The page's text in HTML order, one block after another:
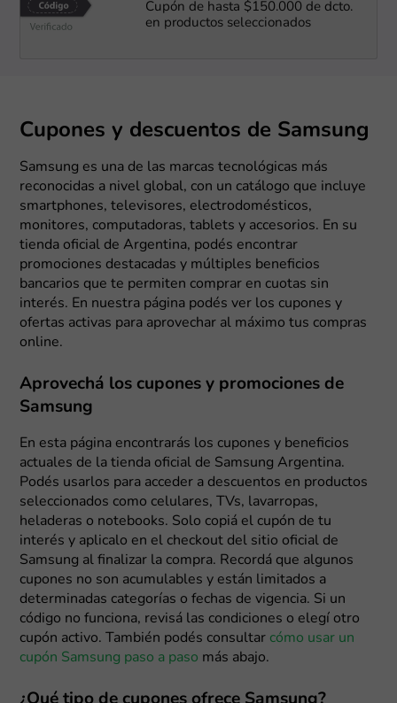
Cupón de hasta $150.000 de dcto.
en productos seleccionados
Cupones y descuentos de Samsung
Samsung es una de las marcas tecnológicas más
reconocidas a nivel global, con un catálogo que incluye
smartphones, televisores, electrodomésticos,
monitores, computadoras, tablets y accesorios. En su
tienda oficial de Argentina, podés encontrar
promociones destacadas y múltiples beneficios
bancarios que te permiten comprar en cuotas sin
interés. En nuestra página podés ver los cupones y
ofertas activas para aprovechar al máximo tus compras
online.
Aprovechá los cupones y promociones de
Samsung
En esta página encontrarás los cupones y beneficios
actuales de la tienda oficial de Samsung Argentina.
Podés usarlos para acceder a descuentos en productos
seleccionados como celulares, TVs, lavarropas,
heladeras o notebooks. Solo copiá el cupón de tu
interés y aplicalo en el checkout del sitio oficial de
Samsung al finalizar la compra. Recordá que algunos
cupones no son acumulables y están limitados a
determinadas categorías o fechas de vigencia. Si un
código no funciona, revisá las condiciones o elegí otro
cupón activo. También podés consultar cómo usar un
cupón Samsung paso a paso más abajo.